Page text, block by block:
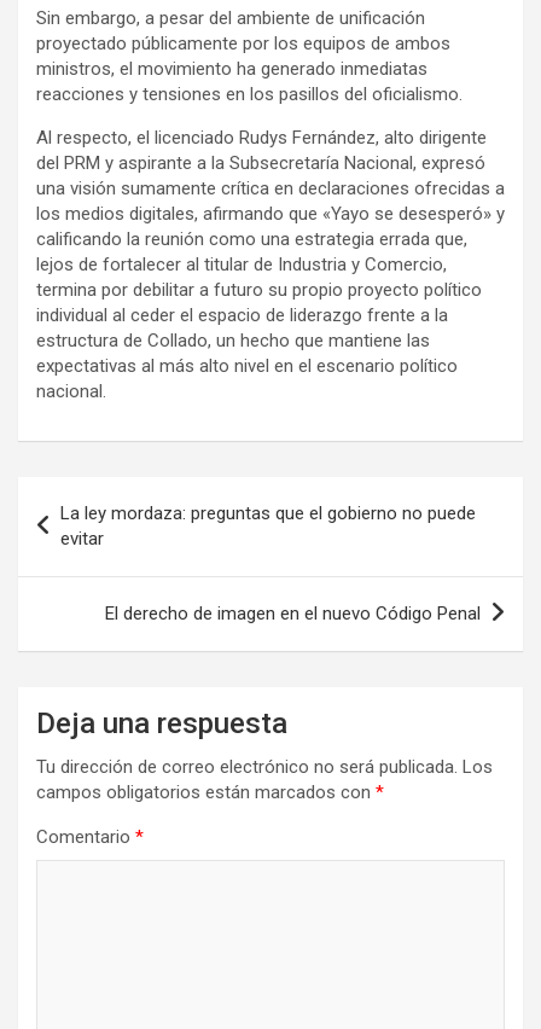
Sin embargo, a pesar del ambiente de unificación
proyectado públicamente por los equipos de ambos
ministros, el movimiento ha generado inmediatas
reacciones y tensiones en los pasillos del oficialismo.
Al respecto, el licenciado Rudys Fernández, alto dirigente
del PRM y aspirante a la Subsecretaría Nacional, expresó
una visión sumamente crítica en declaraciones ofrecidas a
los medios digitales, afirmando que «Yayo se desesperó» y
calificando la reunión como una estrategia errada que,
lejos de fortalecer al titular de Industria y Comercio,
termina por debilitar a futuro su propio proyecto político
individual al ceder el espacio de liderazgo frente a la
estructura de Collado, un hecho que mantiene las
expectativas al más alto nivel en el escenario político
nacional.
de
entradas
La ley mordaza: preguntas que el gobierno no puede
evitar
El derecho de imagen en el nuevo Código Penal
Deja una respuesta
Tu dirección de correo electrónico no será publicada. Los
campos obligatorios están marcados con *
Comentario *